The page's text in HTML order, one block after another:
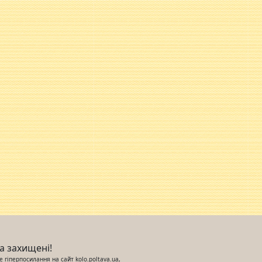
захищені!
гіперпосилання на сайт kolo.poltava.ua,